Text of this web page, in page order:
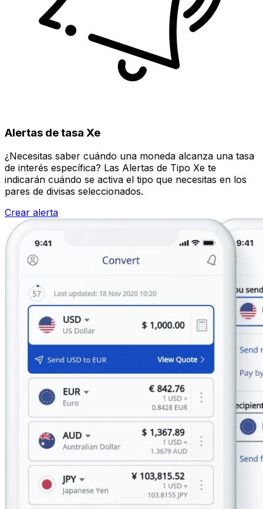
Alertas de tasa Xe
¿Necesitas saber cuándo una moneda alcanza una tasa
de interés específica? Las Alertas de Tipo Xe te
indicarán cuándo se activa el tipo que necesitas en los
pares de divisas seleccionados.
Crear alerta